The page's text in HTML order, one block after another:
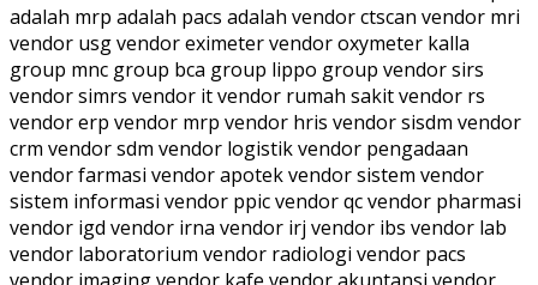
adalah mrp adalah pacs adalah vendor ctscan vendor mri
vendor usg vendor eximeter vendor oxymeter kalla
group mnc group bca group lippo group vendor sirs
vendor simrs vendor it vendor rumah sakit vendor rs
vendor erp vendor mrp vendor hris vendor sisdm vendor
crm vendor sdm vendor logistik vendor pengadaan
vendor farmasi vendor apotek vendor sistem vendor
sistem informasi vendor ppic vendor qc vendor pharmasi
vendor igd vendor irna vendor irj vendor ibs vendor lab
vendor laboratorium vendor radiologi vendor pacs